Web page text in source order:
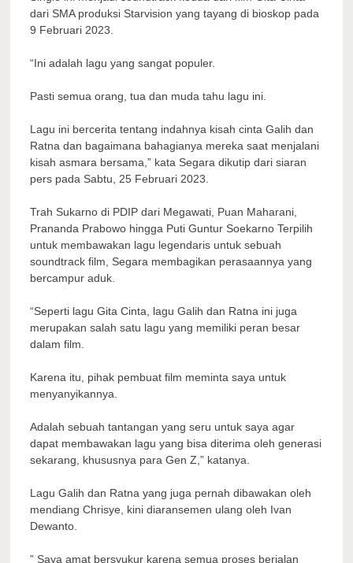
dari SMA produksi Starvision yang tayang di bioskop pada
9 Februari 2023.
“Ini adalah lagu yang sangat populer.
Pasti semua orang, tua dan muda tahu lagu ini.
Lagu ini bercerita tentang indahnya kisah cinta Galih dan
Ratna dan bagaimana bahagianya mereka saat menjalani
kisah asmara bersama,” kata Segara dikutip dari siaran
pers pada Sabtu, 25 Februari 2023.
Trah Sukarno di PDIP dari Megawati, Puan Maharani,
Prananda Prabowo hingga Puti Guntur Soekarno Terpilih
untuk membawakan lagu legendaris untuk sebuah
soundtrack film, Segara membagikan perasaannya yang
bercampur aduk.
“Seperti lagu Gita Cinta, lagu Galih dan Ratna ini juga
merupakan salah satu lagu yang memiliki peran besar
dalam film.
Karena itu, pihak pembuat film meminta saya untuk
menyanyikannya.
Adalah sebuah tantangan yang seru untuk saya agar
dapat membawakan lagu yang bisa diterima oleh generasi
sekarang, khususnya para Gen Z,” katanya.
Lagu Galih dan Ratna yang juga pernah dibawakan oleh
mendiang Chrisye, kini diaransemen ulang oleh Ivan
Dewanto.
” Saya amat bersyukur karena semua proses berjalan